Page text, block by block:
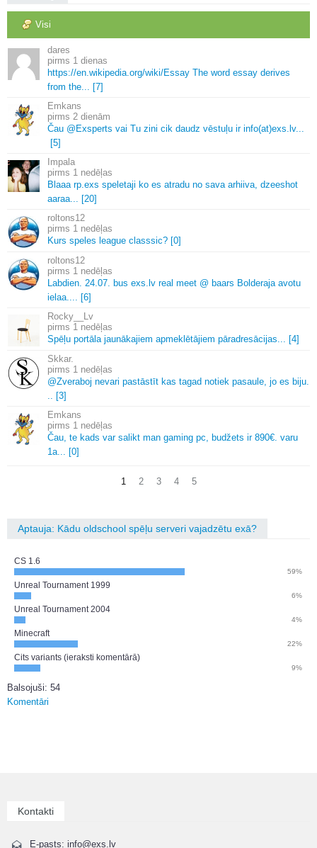
Visi
dares
1 dienas
https://en. wikipedia. org/wiki/Essay The word essay derives
from the.
[7]
Emkans
2 dienām
Čau @Exsperts vai Tu zini cik daudz vēstuļu ir info(at)exs. lv.
[5]
Impala
1 nedēļas
Blaaa rp. exs speletaji ko es atradu no sava arhiiva, dzeeshot
aaraa.
[20]
roltons12
1 nedēļas
Kurs speles league classsic? [0]
roltons12
1 nedēļas
Labdien. 24. 07. bus exs. lv real meet @ baars Bolderaja avotu
ielaa.
[6]
Rocky__Lv
1 nedēļas
Spēļu portāla jaunākajiem apmeklētājiem pāradresācijas.
[4]
Skkar.
1 nedēļas
@Zveraboj nevari pastāstīt kas tagad notiek pasaule, jo es biju.
[3]
Emkans
1 nedēļas
Čau, te kads var salikt man gaming pc, budžets ir 890€. varu
1a.
[0]
1 2 3 4 5
Aptauja: Kādu oldschool spēļu serveri vajadzētu exā?
CS 1.6
59%
Unreal Tournament 1999
6%
Unreal Tournament 2004
4%
Minecraft
22%
Cits variants (ieraksti komentārā)
9%
Balsojuši: 54
Komentāri
Kontakti
E-pasts: info@exs.lv